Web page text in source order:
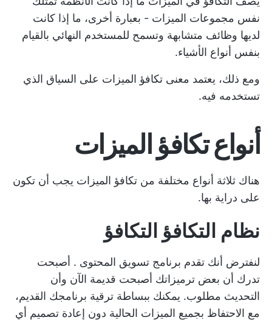
نفس مجموعات الميزات - بعبارة أخرى، ما إذا كانت
لديها وظائف متشابهة وتسمح للمستخدم النهائي بالقيام
بنفس أنواع الأشياء.
ومع ذلك، يعتمد معنى تكافؤ الميزات على السياق الذي
تستخدمه فيه.
أنواعتكافؤ الميزات
هناك ثلاثة أنواع مختلفة من تكافؤ الميزات يجب أن تكون
على دراية بها.
نظام التكافؤ التكافؤ
لنفترض أنك تقدم برنامج تسويق المحتوى . أصبحت
تدرك أن بعض ترميزاتك أصبحت قديمة الآن وأن
التحديث مطلوب. يمكنك ببساطة ترقية برنامجك القديم،
مع الاحتفاظ بجميع الميزات الحالية دون إعادة تصميم أي